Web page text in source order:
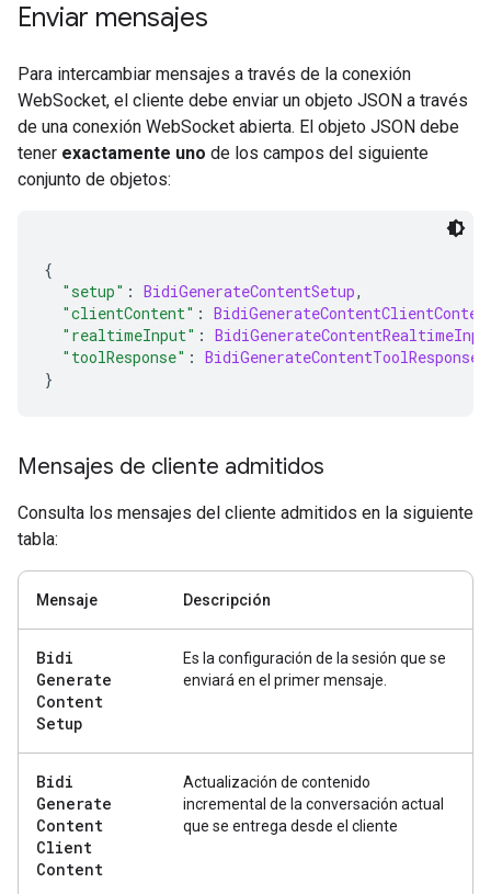
Enviar mensajes
Para intercambiar mensajes a través de la conexión
WebSocket, el cliente debe enviar un objeto JSON a través
de una conexión WebSocket abierta. El objeto JSON debe
tener exactamente uno de los campos del siguiente
conjunto de objetos:
{
"setup" : BidiGenerateContentSetup,
"clientContent" :
"realtimeInput" :
"toolResponse" : BidiGenerateContentToolResponse
}
Mensajes de cliente admitidos
Consulta los mensajes del cliente admitidos en la siguiente
tabla:
Mensaje Descripción
Bidi
Generate
Content
Setup
Es la configuración de la sesión que se
enviará en el primer mensaje.
Bidi
Generate
Content
Client
Content
Actualización de contenido
incremental de la conversación actual
que se entrega desde el cliente